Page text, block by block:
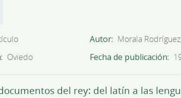
Autor Morala
Oviedo Fecha de publicación
del rey: del latín a las